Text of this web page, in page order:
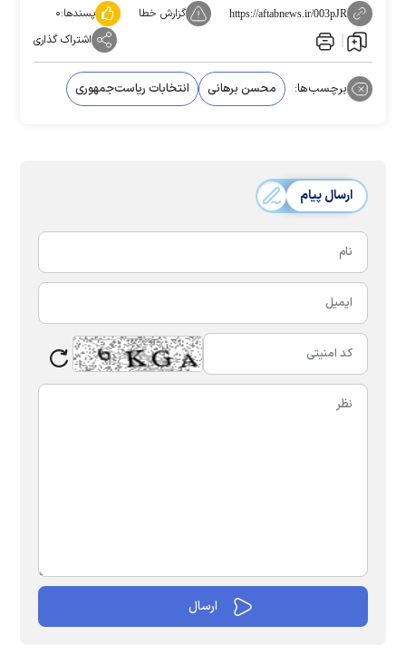
https://aftabnews.ir/003pJR گزارش خطا پسندها:۰
اشتراک گذاری
برچسب‌ها: محسن برهانی انتخابات ریاست‌جمهوری
ارسال پیام